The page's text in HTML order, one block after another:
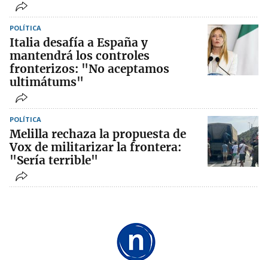
POLÍTICA
Italia desafía a España y
mantendrá los controles
fronterizos: "No aceptamos
ultimátums"
POLÍTICA
Melilla rechaza la propuesta de
Vox de militarizar la frontera:
"Sería terrible"